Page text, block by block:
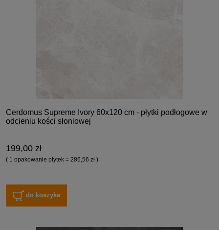
Cerdomus Supreme Ivory 60x120 cm - płytki podłogowe w
odcieniu kości słoniowej
199,00 zł
( 1 opakowanie płytek = 286,56 zł )
do koszyka